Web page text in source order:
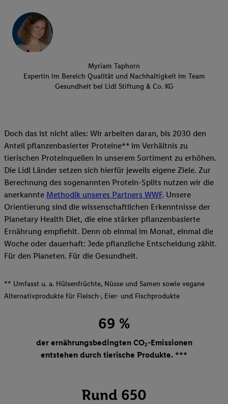
Myriam Taphorn
Expertin im Bereich Qualität und Nachhaltigkeit im Team
Gesundheit bei Lidl Stiftung & Co. KG
Doch das ist nicht alles: Wir arbeiten daran, bis 2030 den
Anteil pflanzenbasierter Proteine** im Verhältnis zu
tierischen Proteinquellen in unserem Sortiment zu erhöhen.
Die Lidl Länder setzen sich hierfür jeweils eigene Ziele. Zur
Berechnung des sogenannten Protein-Splits nutzen wir die
anerkannte Methodik unseres Partners WWF. Unsere
Orientierung sind die wissenschaftlichen Erkenntnisse der
Planetary Health Diet, die eine stärker pflanzenbasierte
Ernährung empfiehlt. Denn ob einmal im Monat, einmal die
Woche oder dauerhaft: Jede pflanzliche Entscheidung zählt.
Für den Planeten. Für die Gesundheit.
** Umfasst u. a. Hülsenfrüchte, Nüsse und Samen sowie vegane
Alternativprodukte für Fleisch-, Eier- und Fischprodukte
69 %
der ernährungsbedingten CO₂-Emissionen
entstehen durch tierische Produkte. ***
Rund 650